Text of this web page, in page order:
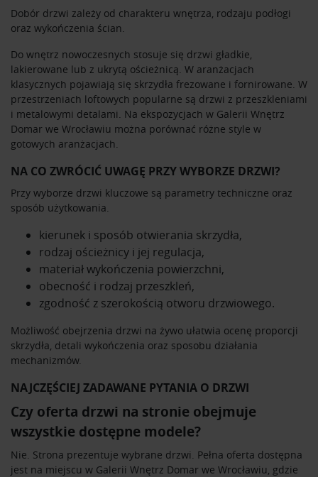
Dobór drzwi zależy od charakteru wnętrza, rodzaju podłogi
oraz wykończenia ścian.
Do wnętrz nowoczesnych stosuje się drzwi gładkie,
lakierowane lub z ukrytą ościeżnicą. W aranżacjach
klasycznych pojawiają się skrzydła frezowane i fornirowane. W
przestrzeniach loftowych popularne są drzwi z przeszkleniami
i metalowymi detalami. Na ekspozycjach w Galerii Wnętrz
Domar we Wrocławiu można porównać różne style w
gotowych aranżacjach.
NA CO ZWRÓCIĆ UWAGĘ PRZY WYBORZE DRZWI?
Przy wyborze drzwi kluczowe są parametry techniczne oraz
sposób użytkowania.
kierunek i sposób otwierania skrzydła,
rodzaj ościeżnicy i jej regulacja,
materiał wykończenia powierzchni,
obecność i rodzaj przeszkleń,
zgodność z szerokością otworu drzwiowego.
Możliwość obejrzenia drzwi na żywo ułatwia ocenę proporcji
skrzydła, detali wykończenia oraz sposobu działania
mechanizmów.
NAJCZĘŚCIEJ ZADAWANE PYTANIA O DRZWI
Czy oferta drzwi na stronie obejmuje
wszystkie dostępne modele?
Nie. Strona prezentuje wybrane drzwi. Pełna oferta dostępna
jest na miejscu w Galerii Wnętrz Domar we Wrocławiu, gdzie